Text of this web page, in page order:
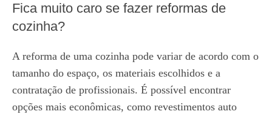
Fica muito caro se fazer reformas de
cozinha?
A reforma de uma cozinha pode variar de acordo com o
tamanho do espaço, os materiais escolhidos e a
contratação de profissionais. É possível encontrar
opções mais econômicas, como revestimentos auto